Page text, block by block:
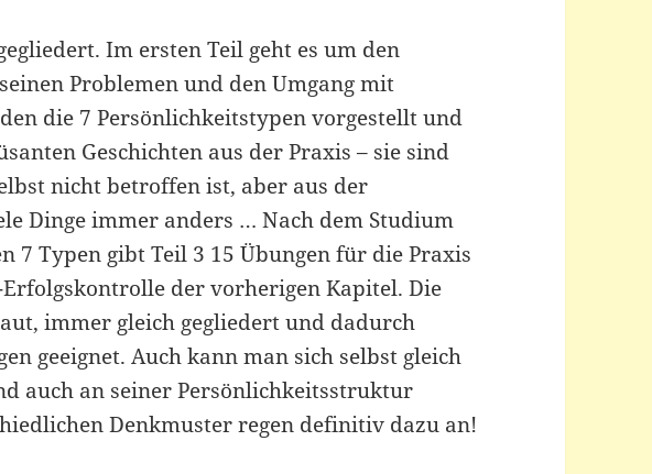
Im ersten Teil geht es um den
Problemen und den Umgang mit
die 7 Persönlichkeitstypen vorgestellt und
Geschichten aus der Praxis – sie sind
nicht betroffen ist, aber aus der
Dinge immer anders … Nach dem Studium
7 Typen gibt Teil 3 15 Übungen für die Praxis
der vorherigen Kapitel. Die
immer gleich gegliedert und dadurch
geeignet. Auch kann man sich selbst gleich
auch an seiner Persönlichkeitsstruktur
Denkmuster regen definitiv dazu an!